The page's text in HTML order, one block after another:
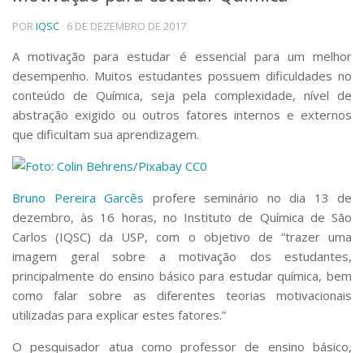
Pessoas
Ensino
Graduação
Pós-Graduação
Educação a distância
Cursos de Extensão
Pesquisa e Inovação
Centros, Núcleos e Projetos em Rede
Pós-doutorado
Iniciação Científica
Transferência de Tecnologia
Empresas Juniores
Extensão à Comunidade
Projetos, Programas e Cursos
Museus e Espaços Interativos
PORIQSC · 6 DE DEZEMBRO DE 2017
A motivação para estudar é essencial para um melhor
desempenho. Muitos estudantes possuem dificuldades no
conteúdo de Química, seja pela complexidade, nível de
abstração exigido ou outros fatores internos e externos
que dificultam sua aprendizagem.
Bruno Pereira Garcês profere seminário no dia 13 de
dezembro, às 16 horas, no Instituto de Química de São
Carlos (IQSC) da USP, com o objetivo de “trazer uma
imagem geral sobre a motivação dos estudantes,
principalmente do ensino básico para estudar química, bem
como falar sobre as diferentes teorias motivacionais
utilizadas para explicar estes fatores.”
O pesquisador atua como professor de ensino básico,